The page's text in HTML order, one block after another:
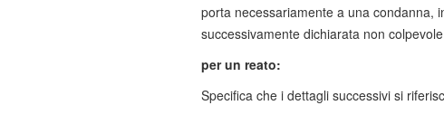
porta necessariamente a una condanna,
successivamente dichiarata non
per un reato:
Specifica che i dettagli successivi si